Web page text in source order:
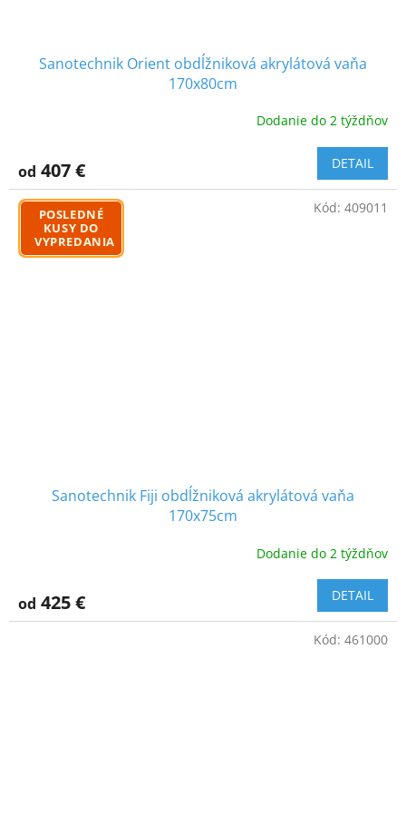
Sanotechnik Orient obdĺžniková akrylátová vaňa
170x80cm
Dodanie do 2 týždňov
od 407 € DETAIL
POSLEDNÉ
KUSY DO
VYPREDANIA
Sanotechnik Fiji obdĺžniková akrylátová vaňa
170x75cm
Dodanie do 2 týždňov
od 425 € DETAIL
Kód: 409011
Kód: 461000